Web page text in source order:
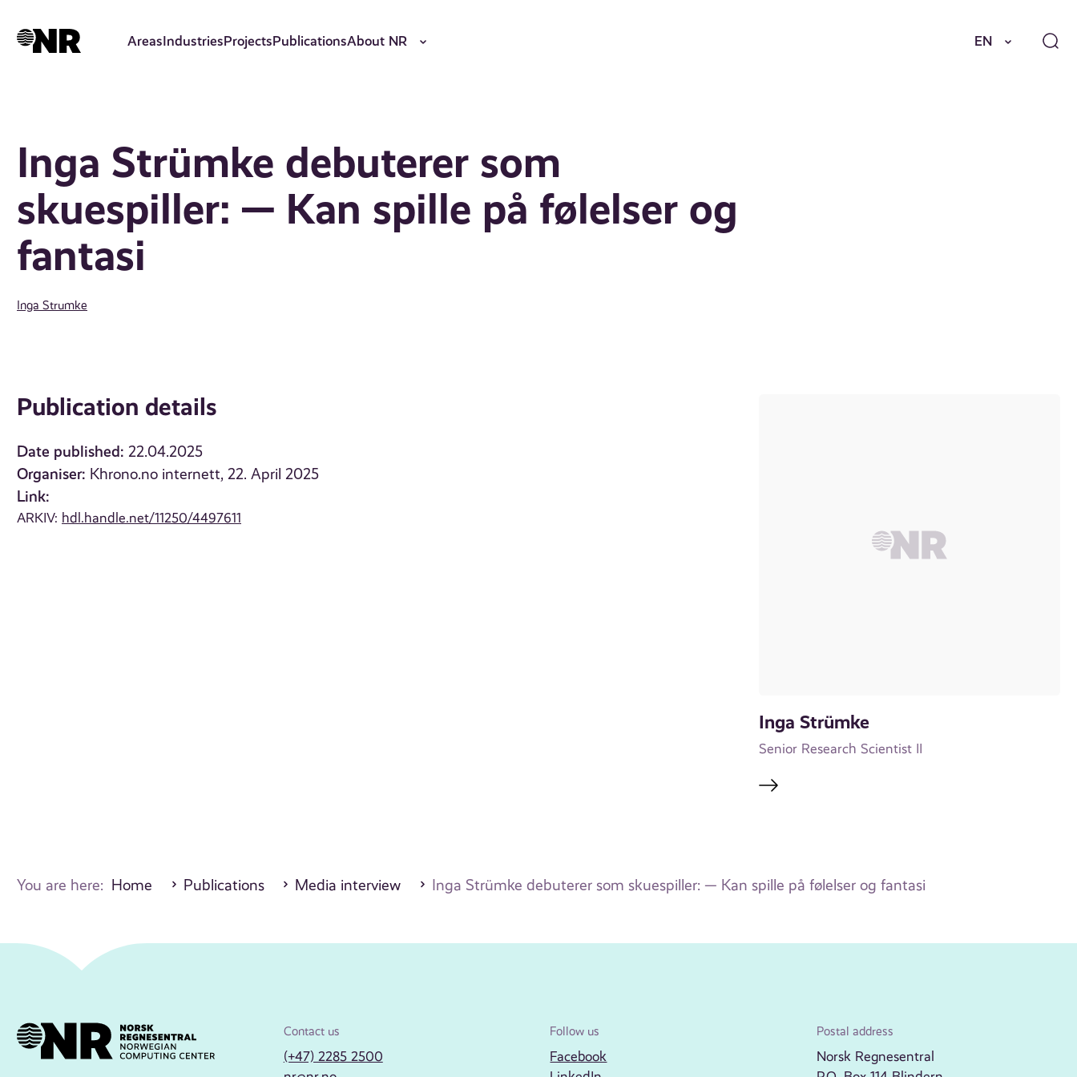
AreasIndustriesProjectsPublicationsAbout NR EN
Inga Strümke debuterer som
skuespiller: — Kan spille på følelser og
fantasi
Inga Strumke
Publication details
Date published: 22.04.2025
Organiser: Khrono.no internett, 22. April 2025
Link:
ARKIV: hdl.handle.net/11250/4497611
Inga Strümke
Senior Research Scientist II
You are here: Home Publications Media interview Inga Strümke debuterer som skuespiller: — Kan spille på følelser og fantasi
Contact us
(+47) 2285 2500
Follow us
Facebook
Postal address
Norsk Regnesentral